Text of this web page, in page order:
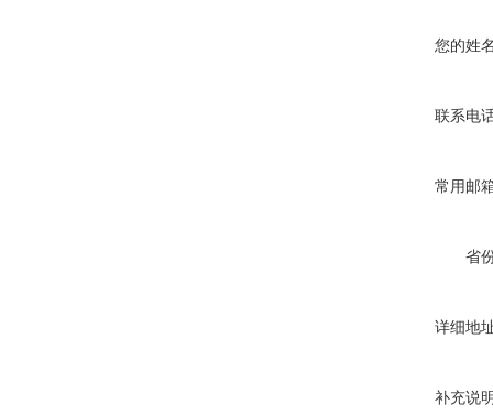
您的姓
联系电
常用邮
省
详细地
补充说